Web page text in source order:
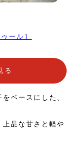
ール］
る
ベースにした、
品な甘さと軽や